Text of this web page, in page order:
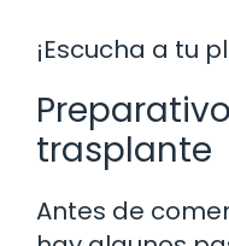
¡Escucha a tu
trasplante
Antes de